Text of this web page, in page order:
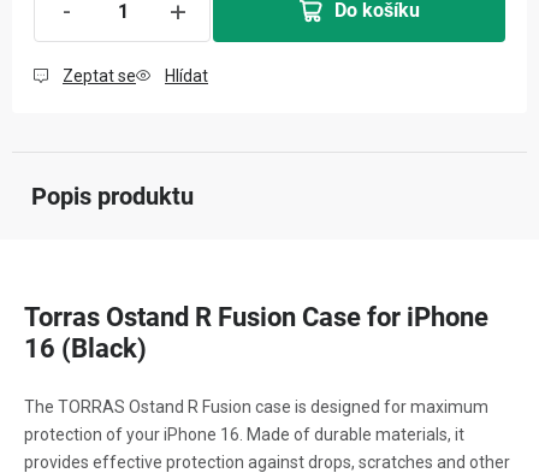
Do košíku
Zeptat se Hlídat
Popis produktu
Torras Ostand R Fusion Case for iPhone
16 (Black)
The TORRAS Ostand R Fusion case is designed for maximum
protection of your iPhone 16. Made of durable materials, it
provides effective protection against drops, scratches and other